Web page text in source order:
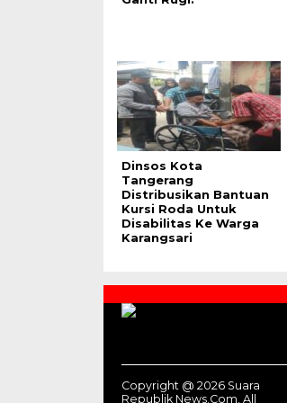
Dinsos Kota
Tangerang
Distribusikan Bantuan
Kursi Roda Untuk
Disabilitas Ke Warga
Karangsari
Copyright @ 2026 Suara
Republik News.Com, All